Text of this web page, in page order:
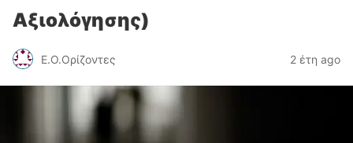
Αξιολόγησης)
Ε.Ο.Ορίζοντες 2 έτη ago